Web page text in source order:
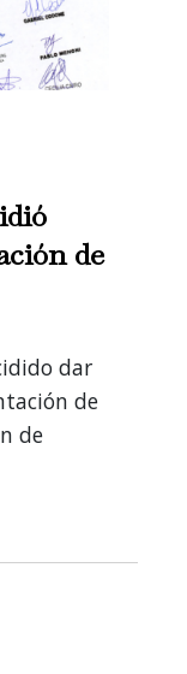
de
dar
de
de